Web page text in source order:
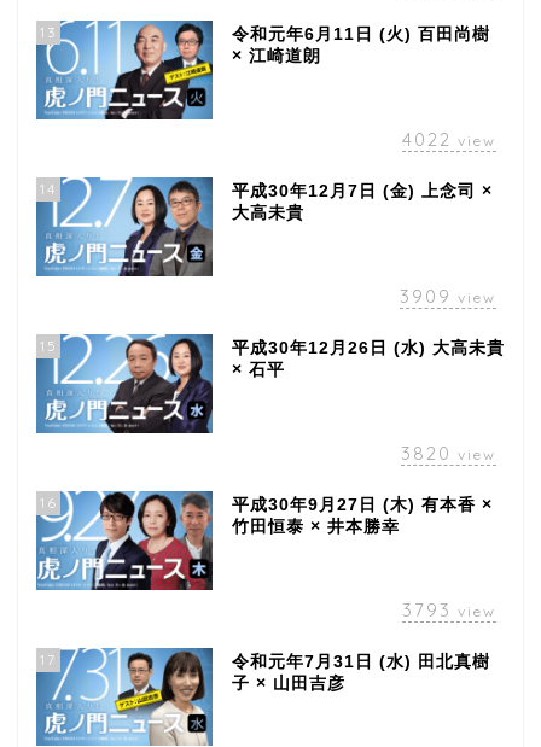
13
令和元年6月11日 (火) 百田尚樹
× 江崎道朗
4022 view
14
平成30年12月7日 (金) 上念司 ×
大高未貴
3909 view
15
平成30年12月26日 (水) 大高未貴
× 石平
3820 view
16
平成30年9月27日 (木) 有本香 ×
竹田恒泰 × 井本勝幸
3793 view
17
令和元年7月31日 (水) 田北真樹
子 × 山田吉彦